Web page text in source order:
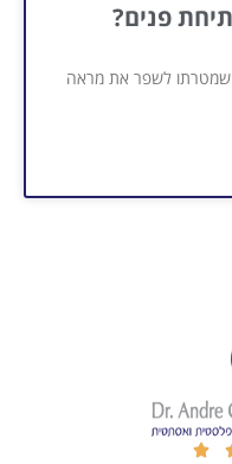
פנים?
שמטרתו לשפר את מראה
